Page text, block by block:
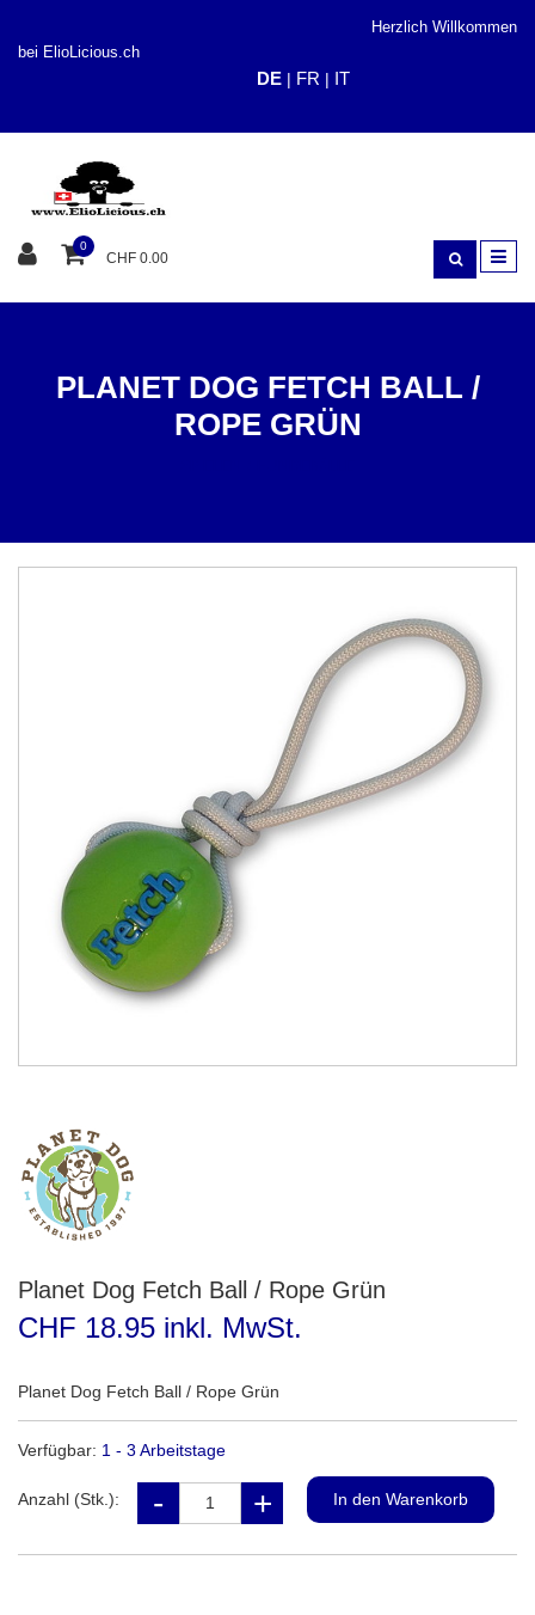
Herzlich Willkommen
bei ElioLicious.ch
DE | FR | IT
0
CHF 0.00
PLANET DOG FETCH BALL /
ROPE GRÜN
Planet Dog Fetch Ball / Rope Grün
CHF 18.95 inkl. MwSt.
Planet Dog Fetch Ball / Rope Grün
Verfügbar: 1 - 3 Arbeitstage
Anzahl (Stk.):